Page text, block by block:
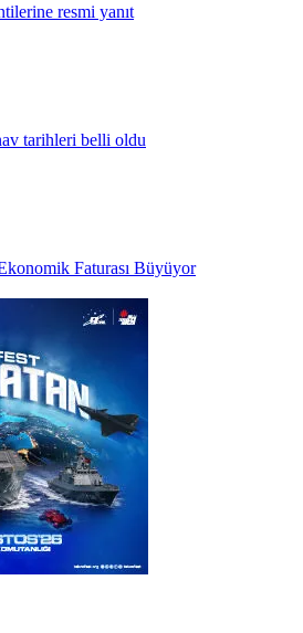
resmi yanıt
tarihleri belli oldu
Faturası Büyüyor